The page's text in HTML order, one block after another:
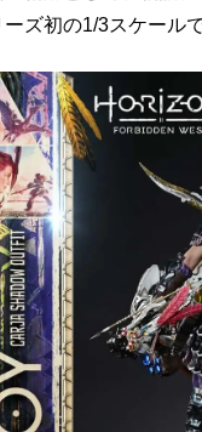
ズ初の1/3スケール